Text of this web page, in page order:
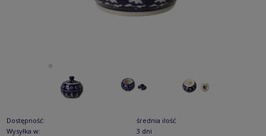
Dostępność:
średnia ilość
Wysyłka w:
3 dni